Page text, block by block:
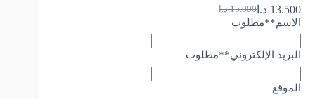
15.000 د.ا 13.500 د.ا
الاسم**مطلوب
البريد الإلكتروني**مطلوب
الموقع